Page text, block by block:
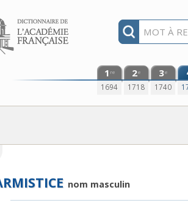
au contenu
1 re
1694
2e
1718
3e
1740
nom masculin